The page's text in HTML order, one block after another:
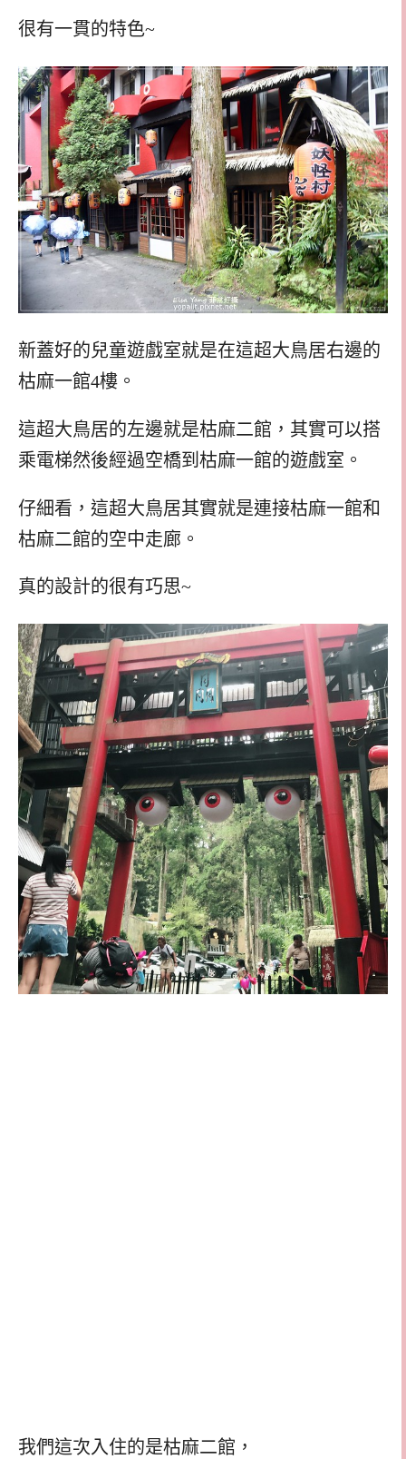
很有一貫的特色~
新蓋好的兒童遊戲室就是在這超大鳥居右邊的
枯麻一館4樓。
這超大鳥居的左邊就是枯麻二館，其實可以搭
乘電梯然後經過空橋到枯麻一館的遊戲室。
仔細看，這超大鳥居其實就是連接枯麻一館和
枯麻二館的空中走廊。
真的設計的很有巧思~
我們這次入住的是枯麻二館，